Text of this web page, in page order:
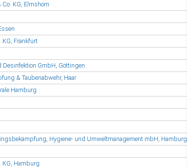
KG, Elmshorn
KG, Frankfurt
GmbH, Göttingen
& Taubenabwehr, Haar
Hamburg
Hygiene- und Umweltmanagement mbH, Hamburg
KG, Hamburg